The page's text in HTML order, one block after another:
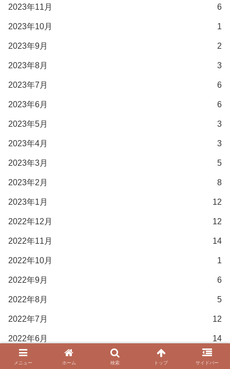
2023年11月 6
2023年10月 1
2023年9月 2
2023年8月 3
2023年7月 6
2023年6月 6
2023年5月 3
2023年4月 3
2023年3月 5
2023年2月 8
2023年1月 12
2022年12月 12
2022年11月 14
2022年10月 1
2022年9月 6
2022年8月 5
2022年7月 12
2022年6月 14
2022年5月
メニュー ホーム 検索 トップ サイドバー